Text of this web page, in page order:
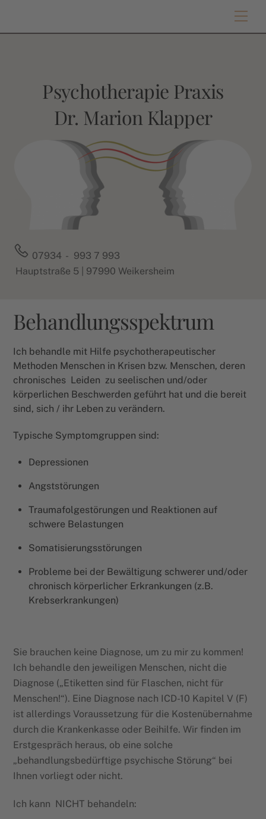
content
Psychotherapie Praxis
Dr. Marion Klapper
07934 - 993 7 993
Hauptstraße 5 | 97990 Weikersheim
Behandlungsspektrum
Ich behandle mit Hilfe psychotherapeutischer
Methoden Menschen in Krisen bzw. Menschen, deren
chronisches Leiden zu seelischen und/oder
körperlichen Beschwerden geführt hat und die bereit
sind, sich / ihr Leben zu verändern.
Typische Symptomgruppen sind:
Depressionen
Angststörungen
Traumafolgestörungen und Reaktionen auf
schwere Belastungen
Somatisierungsstörungen
Probleme bei der Bewältigung schwerer und/oder
chronisch körperlicher Erkrankungen (z.B.
Krebserkrankungen)
Sie brauchen keine Diagnose, um zu mir zu kommen!
Ich behandle den jeweiligen Menschen, nicht die
Diagnose („Etiketten sind für Flaschen, nicht für
Menschen!“). Eine Diagnose nach ICD-10 Kapitel V (F)
ist allerdings Voraussetzung für die Kostenübernahme
durch die Krankenkasse oder Beihilfe. Wir finden im
Erstgespräch heraus, ob eine solche
„behandlungsbedürftige psychische Störung“ bei
Ihnen vorliegt oder nicht.
Ich kann NICHT behandeln: